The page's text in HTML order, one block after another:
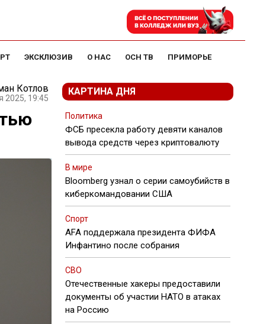
ЭКСКЛЮЗИВ О НАС ОСН ТВ ПРИМОРЬЕ
Котлов
2025, 19:45
КАРТИНА ДНЯ
Политика
ФСБ пресекла работу девяти каналов
вывода средств через криптовалюту
В мире
Bloomberg узнал о серии самоубийств в
киберкомандовании США
Спорт
AFA поддержала президента ФИФА
Инфантино после собрания
СВО
Отечественные хакеры предоставили
документы об участии НАТО в атаках
на Россию